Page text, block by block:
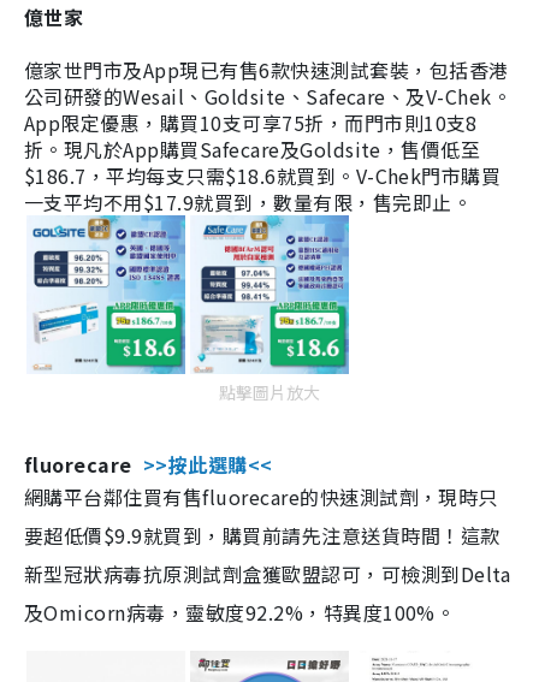
億世家
億家世門市及App現已有售6款快速測試套裝，包括香港
公司研發的Wesail、Goldsite、Safecare、及V-Chek。
App限定優惠，購買10支可享75折，而門市則10支8
折。現凡於App購買Safecare及Goldsite，售價低至
$186.7，平均每支只需$18.6就買到。V-Chek門市購買
一支平均不用$17.9就買到，數量有限，售完即止。
點擊圖片放大
fluorecare >>按此選購<<
網購平台鄰住買有售fluorecare的快速測試劑，現時只
要超低價$9.9就買到，購買前請先注意送貨時間！這款
新型冠狀病毒抗原測試劑盒獲歐盟認可，可檢測到Delta
及Omicorn病毒，靈敏度92.2%，特異度100%。